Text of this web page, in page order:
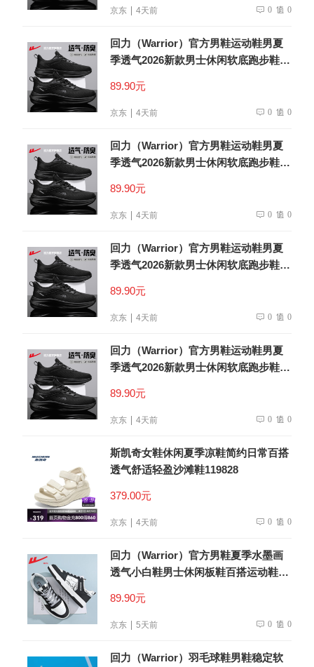
京东 4天前 0 0
回力（Warrior）官方男鞋运动鞋男夏
季透气2026新款男士休闲软底跑步鞋子
89.90元
京东 4天前 0 0
回力（Warrior）官方男鞋运动鞋男夏
季透气2026新款男士休闲软底跑步鞋子
89.90元
京东 4天前 0 0
回力（Warrior）官方男鞋运动鞋男夏
季透气2026新款男士休闲软底跑步鞋子
89.90元
京东 4天前 0 0
回力（Warrior）官方男鞋运动鞋男夏
季透气2026新款男士休闲软底跑步鞋子
89.90元
京东 4天前 0 0
斯凯奇女鞋休闲夏季凉鞋简约日常百搭
透气舒适轻盈沙滩鞋119828
379.00元
京东 4天前 0 0
回力（Warrior）官方男鞋夏季水墨画
透气小白鞋男士休闲板鞋百搭运动鞋子
89.90元
京东 5天前 0 0
回力（Warrior）羽毛球鞋男鞋稳定软